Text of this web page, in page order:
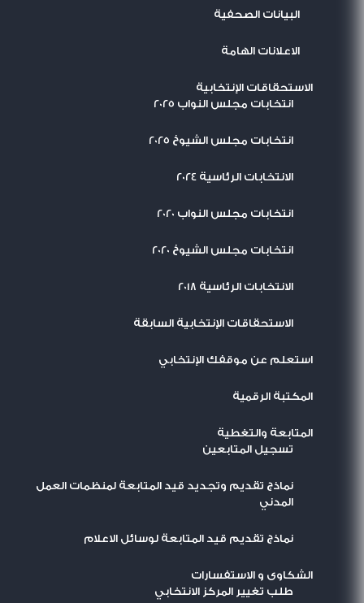
البيانات الصحفية
الاعلانات الهامة
الاستحقاقات الإنتخابية
انتخابات مجلس النواب 2025
انتخابات مجلس الشيوخ 2025
الانتخابات الرئاسية 2024
انتخابات مجلس النواب 2020
انتخابات مجلس الشيوخ 2020
الانتخابات الرئاسية 2018
الاستحقاقات الإنتخابية السابقة
استعلم عن موقفك الإنتخابي
المكتبة الرقمية
المتابعة والتغطية
تسجيل المتابعين
نماذج تقديم وتجديد قيد المتابعة لمنظمات العمل
المدني
نماذج تقديم قيد المتابعة لوسائل الاعلام
الشكاوى و الاستفسارات
طلب تغيير المركز الانتخابي